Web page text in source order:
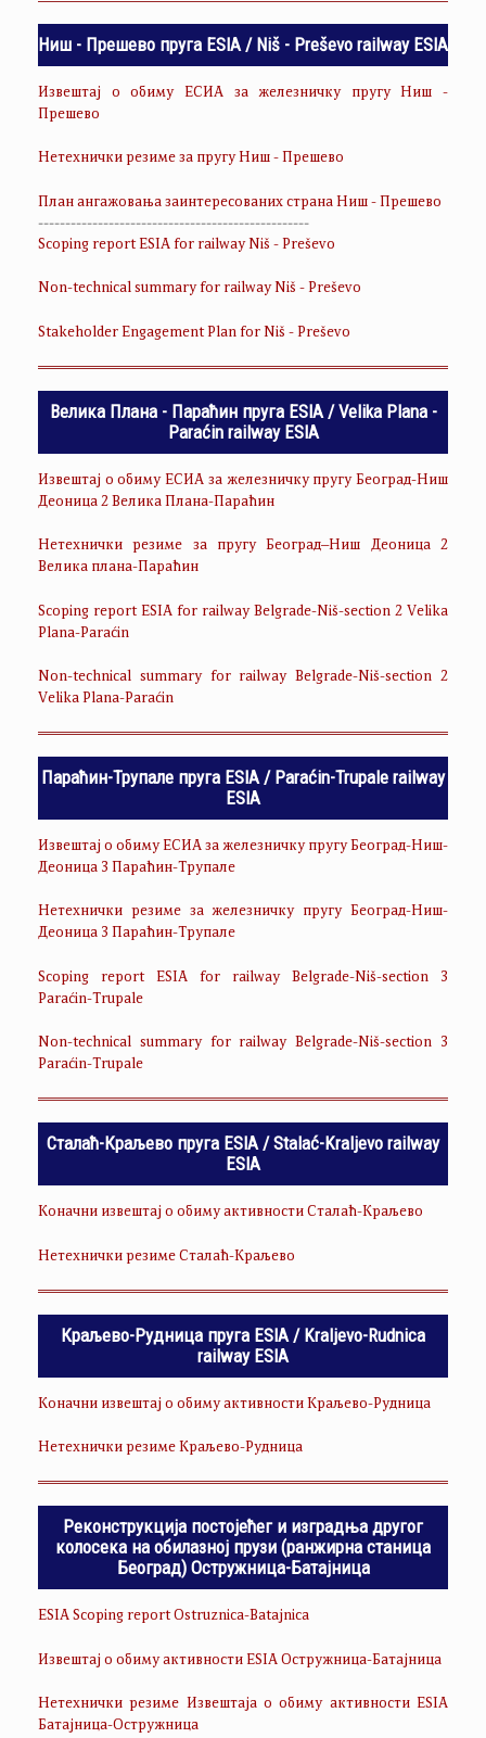
Ниш - Прешево пруга ESIA / Niš - Preševo railway ESIA
Извештај о обиму ЕСИА за железничку пругу Ниш -
Прешево
Нетехнички резиме за пругу Ниш - Прешево
План ангажовања заинтересованих страна Ниш - Прешево
--------------------------------------------------
Scoping report ESIA for railway Niš - Preševo
Non-technical summary for railway Niš - Preševo
Stakeholder Engagement Plan for Niš - Preševo
Велика Плана - Параћин пруга ESIA / Velika Plana -
Paraćin railway ESIA
Извештај о обиму ЕСИА за железничку пругу Београд-Ниш
Деоница 2 Велика Плана-Параћин
Нетехнички резиме за пругу Београд–Ниш Деоница 2
Велика плана-Параћин
Scoping report ESIA for railway Belgrade-Niš-section 2 Velika
Plana-Paraćin
Non-technical summary for railway Belgrade-Niš-section 2
Velika Plana-Paraćin
Параћин-Трупале пруга ESIA / Paraćin-Trupale railway
ESIA
Извештај о обиму ЕСИА за железничку пругу Београд-Ниш-
Деоница 3 Параћин-Трупале
Нетехнички резиме за железничку пругу Београд-Ниш-
Деоница 3 Параћин-Трупале
Scoping report ESIA for railway Belgrade-Niš-section 3
Paraćin-Trupale
Non-technical summary for railway Belgrade-Niš-section 3
Paraćin-Trupale
Сталаћ-Краљево пруга ESIA / Stalać-Kraljevo railway
ESIA
Коначни извештај о обиму активности Сталаћ-Краљево
Нетехнички резиме Сталаћ-Краљево
Краљево-Рудница пруга ESIA / Kraljevo-Rudnica
railway ESIA
Коначни извештај о обиму активности Краљево-Рудница
Нетехнички резиме Краљево-Рудница
Реконструкција постојећег и изградња другог
колосека на обилазној прузи (ранжирна станица
Београд) Остружница-Батајница
ESIA Scoping report Ostruznica-Batajnica
Извештај о обиму активности ESIA Остружница-Батајница
Нетехнички резиме Извештаја о обиму активности ESIA
Батајница-Остружница